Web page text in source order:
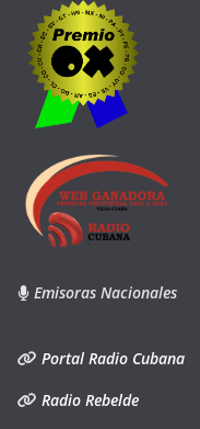
Emisoras Nacionales
Portal Radio Cubana
Radio Rebelde